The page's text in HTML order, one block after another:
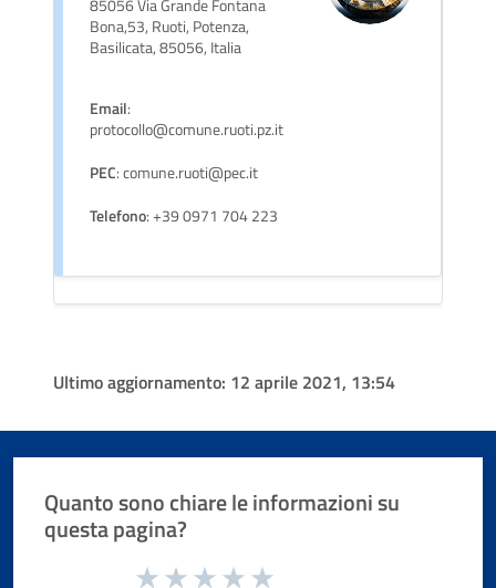
85056 Via Grande Fontana
Bona,53, Ruoti, Potenza,
Basilicata, 85056, Italia
Email:
protocollo@comune.ruoti.pz.it
PEC: comune.ruoti@pec.it
Telefono: +39 0971 704 223
Ultimo aggiornamento: 12 aprile 2021, 13:54
Quanto sono chiare le informazioni su
questa pagina?
Valuta da 1 a 5 stelle la pagina